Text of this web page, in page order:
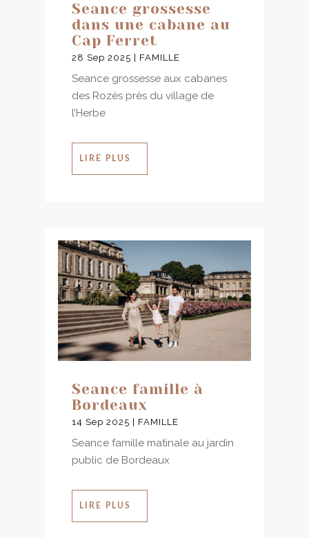
Seance grossesse
dans une cabane au
Cap Ferret
28 Sep 2025 FAMILLE
Seance grossesse aux cabanes
des Rozès près du village de
l’Herbe
LIRE PLUS
Seance famille à
Bordeaux
14 Sep 2025 FAMILLE
Seance famille matinale au jardin
public de Bordeaux
LIRE PLUS